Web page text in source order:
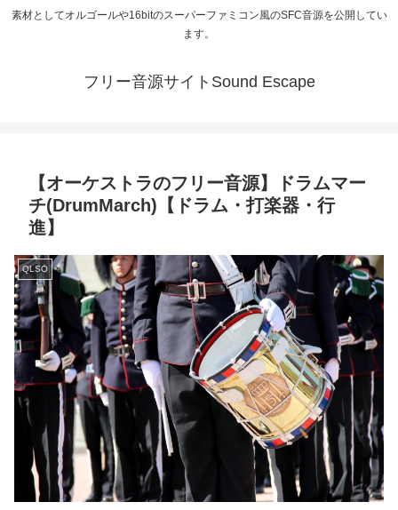
素材としてオルゴールや16bitのスーパーファミコン風のSFC音源を公開してい
ます。
フリー音源サイトSound Escape
【オーケストラのフリー音源】ドラムマー
チ(DrumMarch)【ドラム・打楽器・行
進】
QLSO